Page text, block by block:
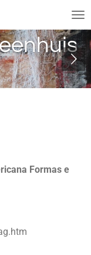
Formas e